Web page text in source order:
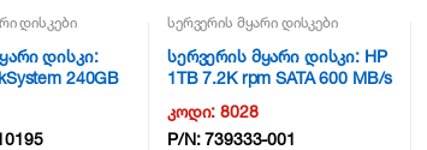
დისკები
დისკი:
240GB
სერვერის მყარი დისკები
სერვერის მყარი დისკი: HP
1TB 7.2K rpm SATA 600 MB/s
კოდი:8028
P/N:739333-001